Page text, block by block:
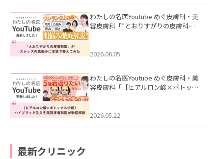
わたしの名医Youtube めぐ皮膚科・美
容皮膚科「”とおりすがりの皮膚科
2026.06.05
わたしの名医Youtube めぐ皮膚科・美
容皮膚科「【ヒアルロン酸×ボトック
た。
2026.05.22
最新クリニック